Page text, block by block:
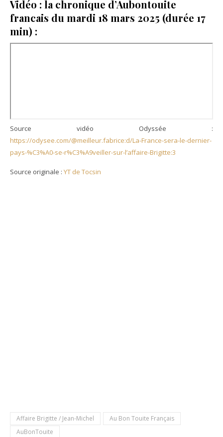
Vidéo : la chronique d’Aubontouite
francais du mardi 18 mars 2025 (durée 17
min) :
Source vidéo Odyssée :
https://odysee.com/@meilleur.fabrice:d/La-France-sera-le-dernier-
pays-%C3%A0-se-r%C3%A9veiller-sur-l’affaire-Brigitte:3
Source originale : YT de Tocsin
Affaire Brigitte / Jean-Michel
Au Bon Touite Français
AuBonTouite